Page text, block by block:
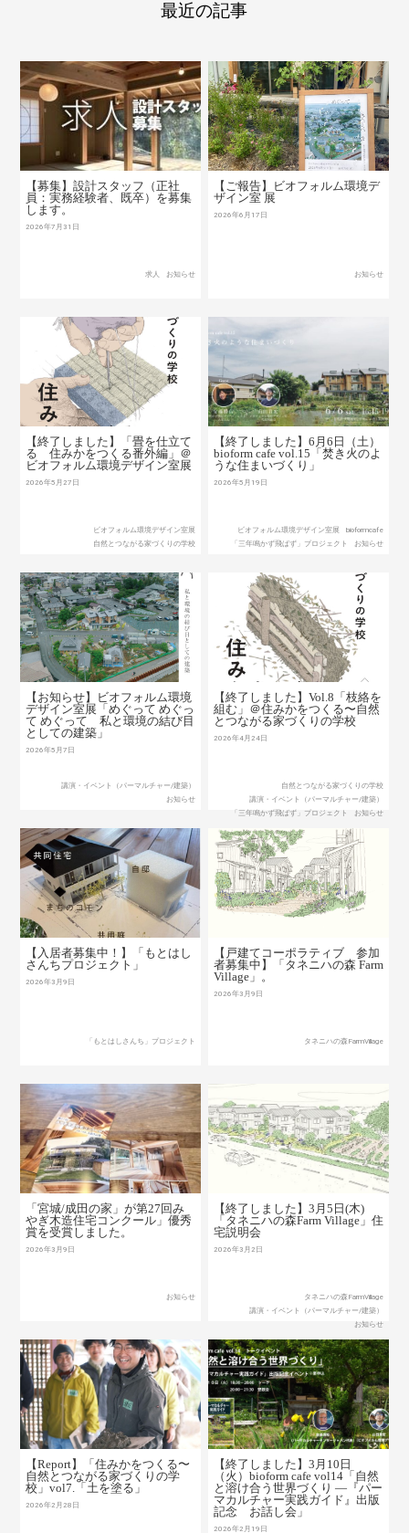
最近の記事
【募集】設計スタッフ（正社
員：実務経験者、既卒）を募集
します。
2026年7月31日
求人 お知らせ
【ご報告】ビオフォルム環境デ
ザイン室 展
2026年6月17日
お知らせ
【終了しました】「畳を仕立て
る 住みかをつくる番外編」＠
ビオフォルム環境デザイン室展
2026年5月27日
ビオフォルム環境デザイン室展
自然とつながる家づくりの学校
【終了しました】6月6日（土）
bioform cafe vol.15「焚き火のよ
うな住まいづくり」
2026年5月19日
ビオフォルム環境デザイン室展
bioformcafe
「三年鳴かず飛ばず」プロジェクト
お知らせ
【お知らせ】ビオフォルム環境
デザイン室展「めぐって めぐっ
て めぐって 私と環境の結び目
としての建築」
2026年5月7日
講演・イベント（パーマルチャー/建築）
お知らせ
【終了しました】Vol.8「枝絡を
組む」＠住みかをつくる〜自然
とつながる家づくりの学校
2026年4月24日
自然とつながる家づくりの学校
講演・イベント（パーマルチャー/建築）
「三年鳴かず飛ばず」プロジェクト
お知らせ
【入居者募集中！】「もとはし
さんちプロジェクト」
2026年3月9日
「もとはしさんち」プロジェクト
【戸建てコーポラティブ 参加
者募集中】「タネニハの森 Farm
Village」。
2026年3月9日
タネニハの森FarmVillage
「宮城/成田の家」が第27回み
やぎ木造住宅コンクール」優秀
賞を受賞しました。
2026年3月9日
お知らせ
【終了しました】3月5日(木)
「タネニハの森Farm Village」住
宅説明会
2026年3月2日
タネニハの森FarmVillage
講演・イベント（パーマルチャー/建築）
お知らせ
【Report】「住みかをつくる〜
自然とつながる家づくりの学
校」vol7.「土を塗る」
2026年2月28日
【終了しました】3月10日
（火）bioform cafe vol14「自然
と溶け合う世界づくり ―『パー
マカルチャー実践ガイド』出版
記念 お話し会」
2026年2月19日